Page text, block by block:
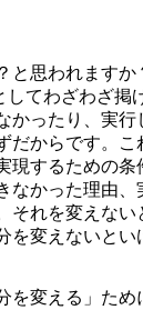
と思われますか
してわざわざ掲
かったり、実
だからです。
現するための
なかった理由
それを変えない
を変えないとい
を変える」た